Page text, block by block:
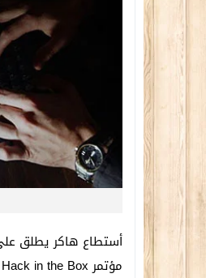
مؤتمر Hack in the Box .